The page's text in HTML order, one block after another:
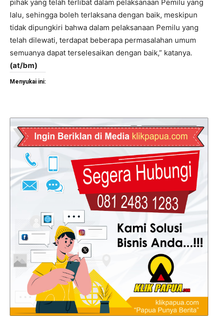
pihak yang telah terlibat dalam pelaksanaan Pemilu yang
lalu, sehingga boleh terlaksana dengan baik, meskipun
tidak dipungkiri bahwa dalam pelaksanaan Pemilu yang
telah dilewati, terdapat beberapa permasalahan umum
semuanya dapat terselesaikan dengan baik,” katanya.
(at/bm)
Menyukai ini: